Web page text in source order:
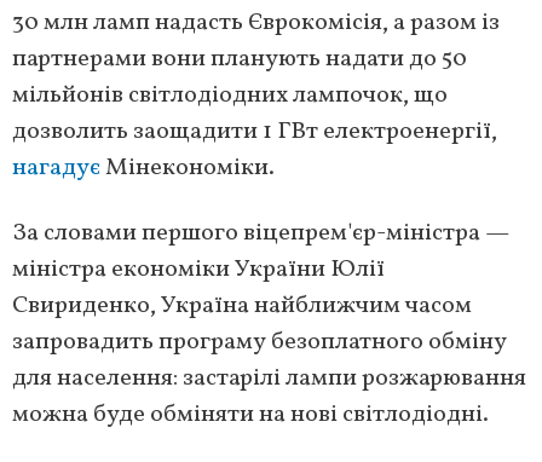
30 млн ламп надасть Єврокомісія, а разом із
партнерами вони планують надати до 50
мільйонів світлодіодних лампочок, що
дозволить заощадити 1 ГВт електроенергії,
нагадуєМінекономіки.
За словами першого віцепрем'єр-міністра —
міністра економіки України Юлії
Свириденко, Україна найближчим часом
запровадить програму безоплатного обміну
для населення: застарілі лампи розжарювання
можна буде обміняти на нові світлодіодні.